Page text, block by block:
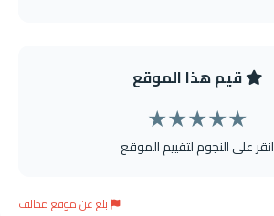
قيم هذا الموقع
★
★
★
★
★
انقر على النجوم لتقييم الموقع
بلغ عن موقع مخالف